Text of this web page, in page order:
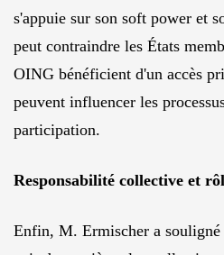
s'appuie sur son soft power et
peut contraindre les États
OING bénéficient d'un accès
peuvent influencer les
participation.
Responsabilité collective et
Enfin, M. Ermischer a